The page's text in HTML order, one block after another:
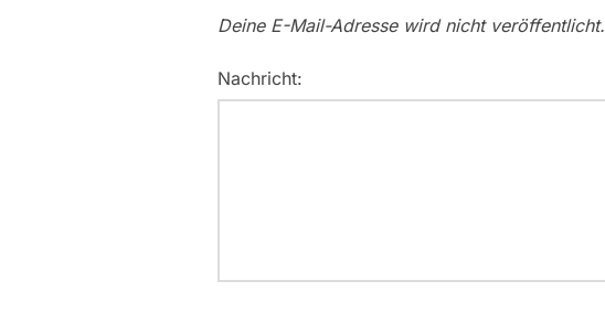
Deine E-Mail-Adresse wird nicht veröffentlicht.
Nachricht: